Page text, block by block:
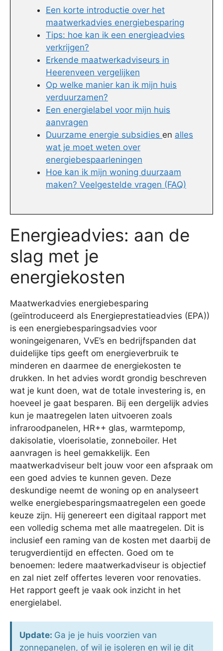
Een korte introductie over het
maatwerkadvies energiebesparing
Tips: hoe kan ik een energieadvies
verkrijgen?
Erkende maatwerkadviseurs in
Heerenveen vergelijken
Op welke manier kan ik mijn huis
verduurzamen?
Een energielabel voor mijn huis
aanvragen
Duurzame energie subsidies en alles
wat je moet weten over
energiebespaarleningen
Hoe kan ik mijn woning duurzaam
maken? Veelgestelde vragen (FAQ)
Energieadvies: aan de
slag met je
energiekosten
Maatwerkadvies energiebesparing
(geïntroduceerd als Energieprestatieadvies (EPA))
is een energiebesparingsadvies voor
woningeigenaren, VvE’s en bedrijfspanden dat
duidelijke tips geeft om energieverbruik te
minderen en daarmee de energiekosten te
drukken. In het advies wordt grondig beschreven
wat je kunt doen, wat de totale investering is, en
hoeveel je gaat besparen. Bij een dergelijk advies
kun je maatregelen laten uitvoeren zoals
infraroodpanelen, HR++ glas, warmtepomp,
dakisolatie, vloerisolatie, zonneboiler. Het
aanvragen is heel gemakkelijk. Een
maatwerkadviseur belt jouw voor een afspraak om
een goed advies te kunnen geven. Deze
deskundige neemt de woning op en analyseert
welke energiebesparingsmaatregelen een goede
keuze zijn. Hij genereert een digitaal rapport met
een volledig schema met alle maatregelen. Dit is
inclusief een raming van de kosten met daarbij de
terugverdientijd en effecten. Goed om te
benoemen: Iedere maatwerkadviseur is objectief
en zal niet zelf offertes leveren voor renovaties.
Het rapport geeft je vaak ook inzicht in het
energielabel.
Update: Ga je je huis voorzien van
zonnepanelen, of wil je isoleren en wil je dit